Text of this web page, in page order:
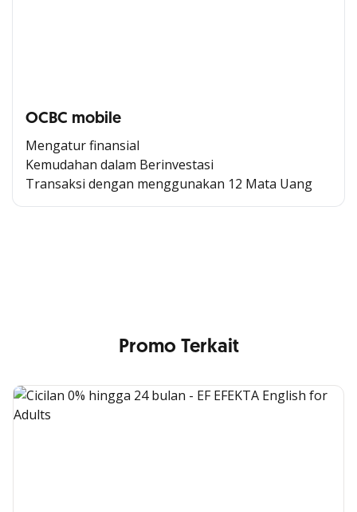
OCBC mobile
Mengatur finansial
Kemudahan dalam Berinvestasi
Transaksi dengan menggunakan 12 Mata Uang
Cross Selling Banner Global
Promo Terkait